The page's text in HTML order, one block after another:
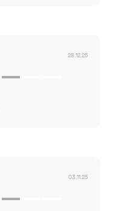
28.12.25
03.11.25